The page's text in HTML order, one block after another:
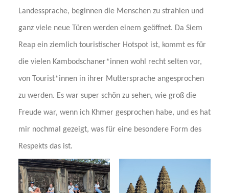
Landessprache, beginnen die Menschen zu strahlen und
ganz viele neue Türen werden einem geöffnet. Da Siem
Reap ein ziemlich touristischer Hotspot ist, kommt es für
die vielen Kambodschaner*innen wohl recht selten vor,
von Tourist*innen in ihrer Muttersprache angesprochen
zu werden. Es war super schön zu sehen, wie groß die
Freude war, wenn ich Khmer gesprochen habe, und es hat
mir nochmal gezeigt, was für eine besondere Form des
Respekts das ist.